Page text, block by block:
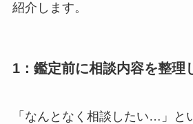
紹介します。
1：鑑定前に相談内容を整理
「なんとなく相談したい…」と